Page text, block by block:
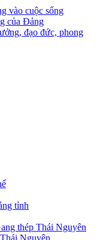
vào cuộc sống
của Đảng
đạo đức, phong
tỉnh
thép Thái Nguyên
Nguyên